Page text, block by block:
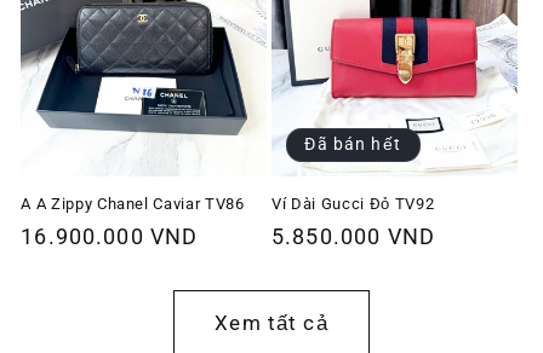
A A Zippy Chanel Caviar TV86
Giá
16.900.000 VND
Đã bán hết
Ví Dài Gucci Đỏ TV92
Giá
thường
5.850.000 VND
Xem tất cả